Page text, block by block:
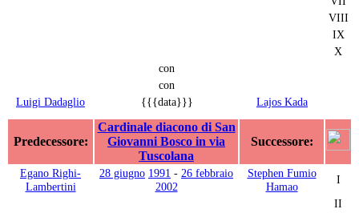
VIII
IX
X
con
con
Luigi Dadaglio
{{{data}}} Lajos Kada
Predecessore:
Cardinale diacono di San
Giovanni Bosco in via
Tuscolana
Successore:
Egano Righi-
Lambertini
28 giugno 1991 - 26 febbraio
2002
Stephen Fumio
Hamao
I
II